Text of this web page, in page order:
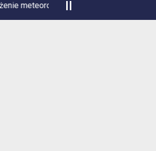
Czasowa zmiana organizacji ruchu